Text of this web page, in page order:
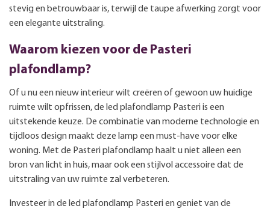
stevig en betrouwbaar is, terwijl de taupe afwerking zorgt voor
een elegante uitstraling.
Waarom kiezen voor de Pasteri
plafondlamp?
Of u nu een nieuw interieur wilt creëren of gewoon uw huidige
ruimte wilt opfrissen, de led plafondlamp Pasteri is een
uitstekende keuze. De combinatie van moderne technologie en
tijdloos design maakt deze lamp een must-have voor elke
woning. Met de Pasteri plafondlamp haalt u niet alleen een
bron van licht in huis, maar ook een stijlvol accessoire dat de
uitstraling van uw ruimte zal verbeteren.
Investeer in de led plafondlamp Pasteri en geniet van de